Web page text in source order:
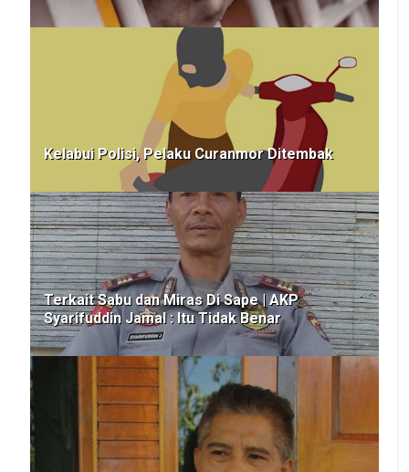
Kelabui Polisi, Pelaku Curanmor Ditembak
Terkait Sabu dan Miras Di Sape | AKP
Syarifuddin Jamal : Itu Tidak Benar